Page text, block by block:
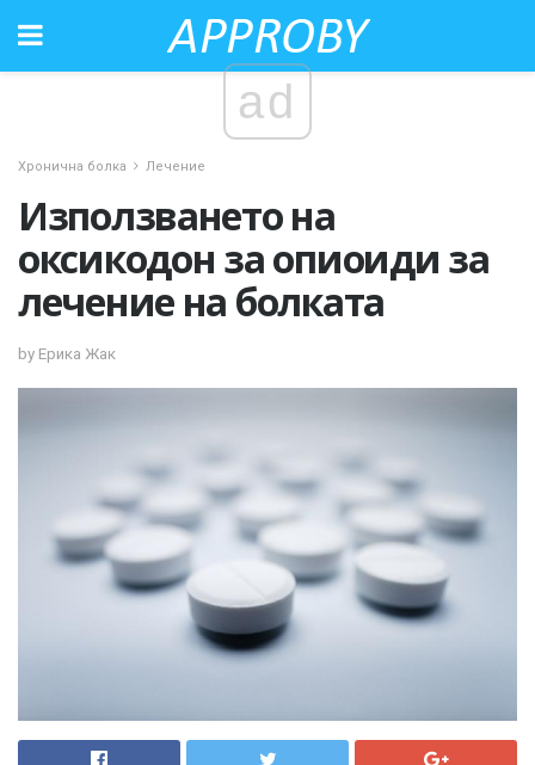
ad
Хронична болка Лечение
Използването на
оксикодон за опиоиди за
лечение на болката
by Ерика Жак